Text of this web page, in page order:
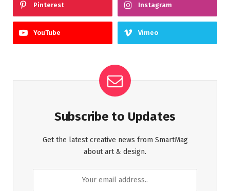
Pinterest Instagram
YouTube Vimeo
Subscribe to Updates
Get the latest creative news from SmartMag
about art & design.